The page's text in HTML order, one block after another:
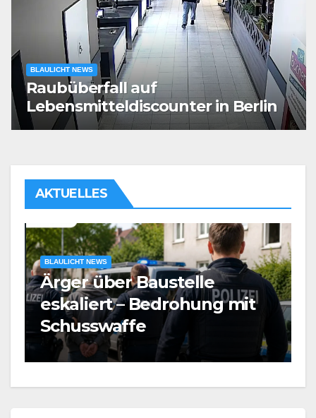
BLAULICHT NEWS
Raubüberfall auf
Lebensmitteldiscounter in Berlin
AKTUELLES
BLAULICHT NEWS
Ärger über Baustelle
eskaliert – Bedrohung mit
Schusswaffe